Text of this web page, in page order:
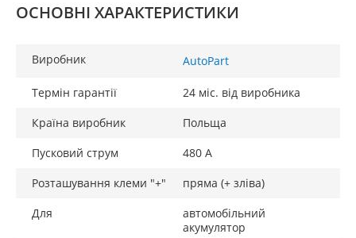
ОСНОВНІ ХАРАКТЕРИСТИКИ
Виробник AutoPart
Термін гарантії
24 міс. від виробника
Країна виробник
Польща
Пусковий струм
480 А
Розташування клеми "+"
пряма (+ зліва)
Для
автомобільний
акумулятор